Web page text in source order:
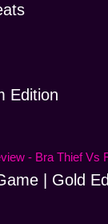
Edition
| Gold